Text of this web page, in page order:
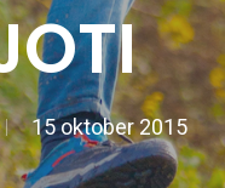
15 oktober 2015